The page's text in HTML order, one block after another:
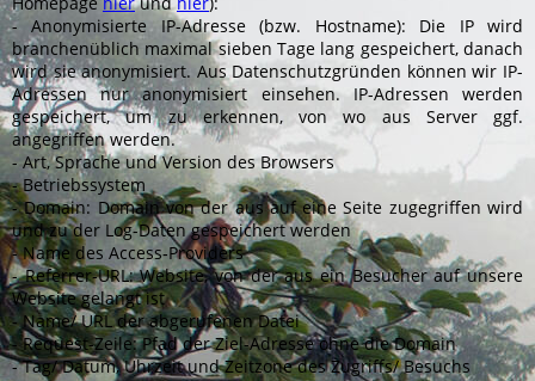
- Anonymisierte IP-Adresse (bzw. Hostname): Die IP wird
branchenüblich maximal sieben Tage lang gespeichert, danach
wird sie anonymisiert. Aus Datenschutzgründen können wir IP-
Adressen nur anonymisiert einsehen. IP-Adressen werden
gespeichert, um zu erkennen, von wo aus Server ggf.
angegriffen werden.
- Art, Sprache und Version des Browsers
- Betriebssystem
- Domain: Domain von der aus auf eine Seite zugegriffen wird
und zu der Log-Daten gespeichert werden
- Name des Access‐Providers
- Referrer‐URL: Website, von der aus ein Besucher auf unsere
Website gelangt ist
- Name/ URL der abgerufenen Datei
- Request-Zeile: Pfad der Ziel-Adresse ohne die Domain
- Tag/ Datum, Uhrzeit und Zeitzone des Zugriffs/ Besuchs